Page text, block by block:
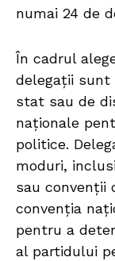
numai 24 de
În cadrul
delegații sunt
stat sau de
naționale
politice.
moduri,
sau convenții
convenția
pentru a
al partidului